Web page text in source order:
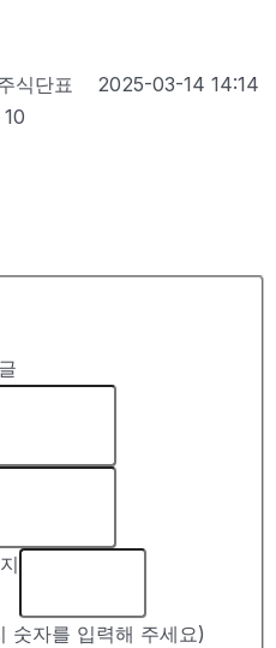
식단표
2025-03-14 14:14
숫자를 입력해 주세요)